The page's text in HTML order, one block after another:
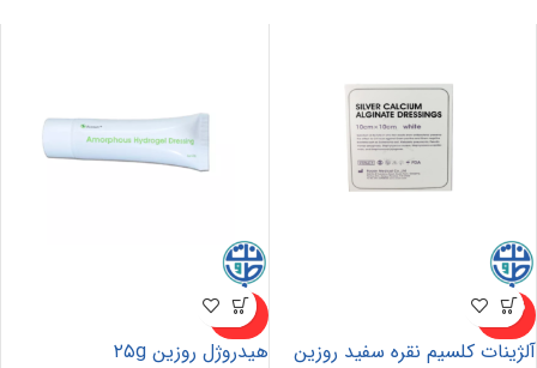
ناموجو
د
آلژینات کلسیم نقره سفید روزین
ناموجو
د
هیدروژل روزین ۲۵g